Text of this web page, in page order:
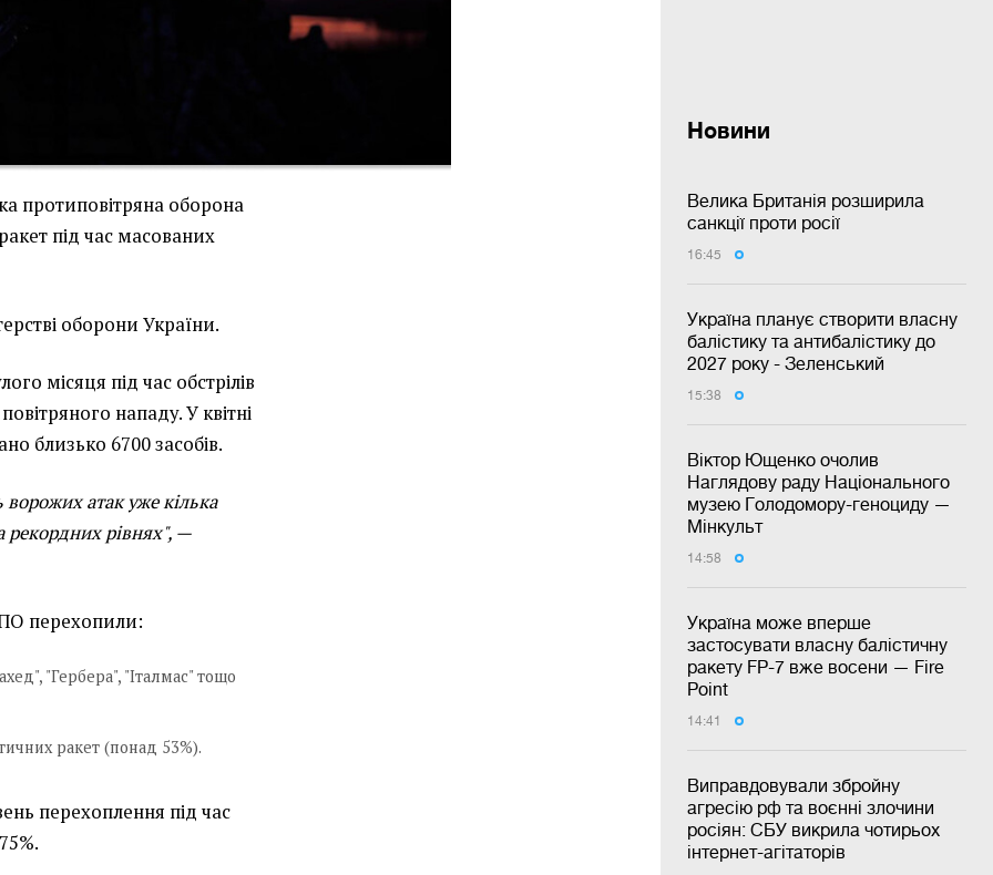
Новини
Велика Британія розширила
санкції проти росії
16:45
Україна планує створити власну
балістику та антибалістику до
2027 року - Зеленський
15:38
Віктор Ющенко очолив
Наглядову раду Національного
музею Голодомору-геноциду —
Мінкульт
14:58
Україна може вперше
застосувати власну балістичну
ракету FP-7 вже восени — Fire
Point
14:41
Виправдовували збройну
агресію рф та воєнні злочини
росіян: СБУ викрила чотирьох
інтернет-агітаторів
протиповітряна оборона
під час масованих
оборони України.
місяця під час обстрілів
нападу. У квітні
близько 6700 засобів.
атак уже кілька
рекордних рівнях", —
перехопили:
"Гербера", "Італмас" тощо
ракет (понад 53%).
перехоплення під час